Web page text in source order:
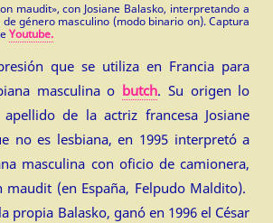
maudit», con Josiane Balasko, interpretando a
género masculino (modo binario on). Captura
Youtube.
que se utiliza en Francia para
masculina o butch. Su origen lo
de la actriz francesa Josiane
no es lesbiana, en 1995 interpretó a
masculina con oficio de camionera,
maudit (en España, Felpudo Maldito).
propia Balasko, ganó en 1996 el César